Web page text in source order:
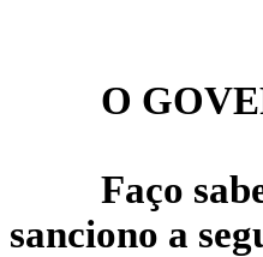
O
Faço
sanciono a